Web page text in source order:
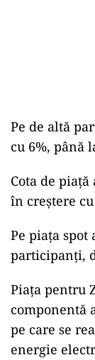
Pe de altă
cu 6%, până
Cota de
în creştere cu
Pe piaţa spot
participanţi,
Piaţa pentru
componentă
pe care se
energie